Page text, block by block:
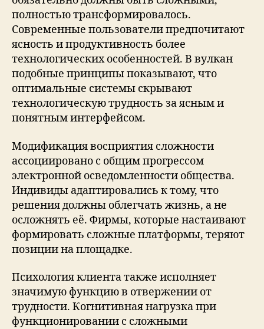
полностью трансформировалось.
Современные пользователи предпочитают
ясность и продуктивность более
технологических особенностей. В вулкан
подобные принципы показывают, что
оптимальные системы скрывают
технологическую трудность за ясным и
понятным интерфейсом.
Модификация восприятия сложности
ассоциировано с общим прогрессом
электронной осведомленности общества.
Индивиды адаптировались к тому, что
решения должны облегчать жизнь, а не
осложнять её. Фирмы, которые настаивают
формировать сложные платформы, теряют
позиции на площадке.
Психология клиента также исполняет
значимую функцию в отвержении от
трудности. Когнитивная нагрузка при
функционировании с сложными